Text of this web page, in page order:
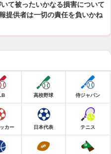
て被ったいかなる損害について
提供者は一切の責任を負いかね
高校野球 侍ジャパン
カー 日本代表 テニス